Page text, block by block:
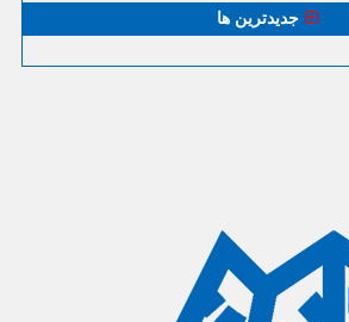
جدیدترین ها